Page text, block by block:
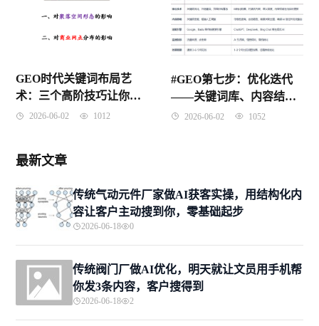
GEO时代关键词布局艺
术：三个高阶技巧让你的
内容既精准又自然
2026-06-02 1012
#GEO第七步：优化迭代
——关键词库、内容结构
与平台策略的动态调整
2026-06-02 1052
最新文章
传统气动元件厂家做AI获客实操，用结构化内
容让客户主动搜到你，零基础起步
2026-06-18 0
传统阀门厂做AI优化，明天就让文员用手机帮
你发3条内容，客户搜得到
2026-06-18 2